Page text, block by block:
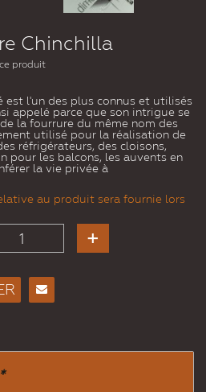
Chinchilla
produit
est l'un des plus connus et utilisés
appelé parce que son intrigue se
la fourrure du même nom des
utilisé pour la réalisation de
réfrigérateurs, des cloisons,
pour les balcons, les auvents en
la vie privée à
au produit sera fournie lors